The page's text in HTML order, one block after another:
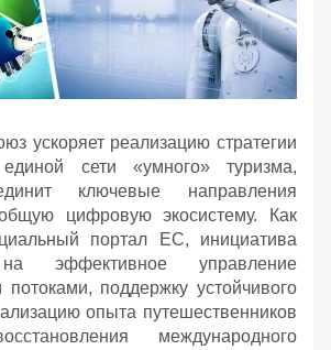
ускоряет реализацию стратегии
сети «умного» туризма,
ключевые направления
цифровую экосистему. Как
портал ЕС, инициатива
эффективное управление
потоками, поддержку устойчивого
опыта путешественников
международного